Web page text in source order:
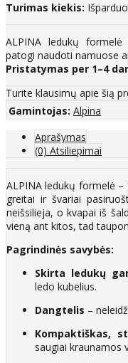
Turimas kiekis:
ALPINA ledukų
patogi naudoti namuose
Pristatymas per 1–4
Turite klausimų apie šią
Gamintojas: Alpina
Aprašymas
(0) Atsiliepimai
ALPINA ledukų formelė
greitai ir švariai
neišsilieja, o kvapai iš
vieną ant kitos, tad
Pagrindinės savybės:
Skirta ledukų
ledo kubelius.
Dangtelis –
Kompaktiškas,
saugiai kraunamos